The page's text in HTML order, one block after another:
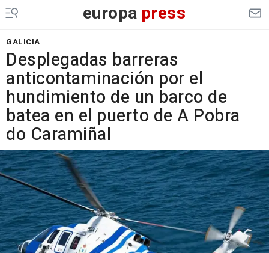
europa press
GALICIA
Desplegadas barreras
anticontaminación por el
hundimiento de un barco de
batea en el puerto de A Pobra
do Caramiñal